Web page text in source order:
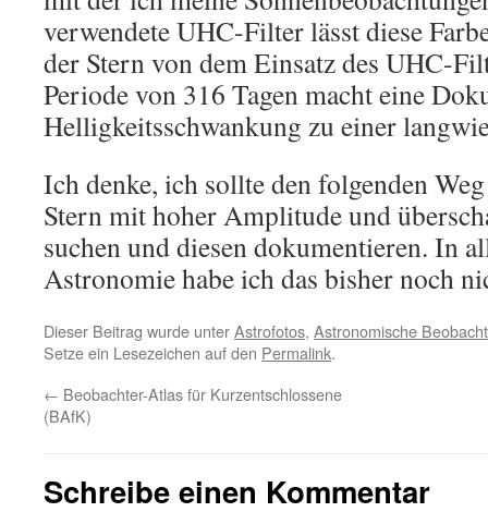
verwendete UHC-Filter lässt diese
der Stern von dem Einsatz des UHC-
Periode von 316 Tagen macht eine
Helligkeitsschwankung zu einer
Ich denke, ich sollte den folgenden
Stern mit hoher Amplitude und
suchen und diesen dokumentieren. In
Astronomie habe ich das bisher noch
Dieser Beitrag wurde unterAstrofotos, Astronomische
Setze ein Lesezeichen auf den Permalink.
← Beobachter-Atlas für Kurzentschlossene
(BAfK)
Schreibe einen Kommentar